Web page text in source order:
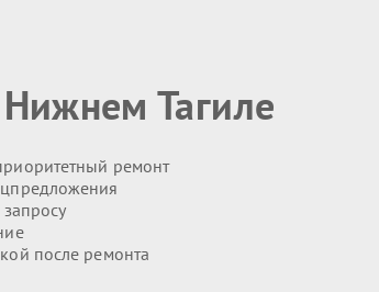
Тагиле
ремонт
после ремонта